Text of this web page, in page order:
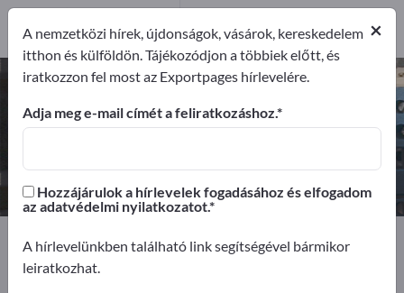
Lézeres mérőműszerek – gyártók
és beszállítók keresése
Gyártók6
Exportpages Elektrotechnika
Lézer
Lézeres mérőműszerek
×
A nemzetközi hírek, újdonságok, vásárok, kereskedelem
itthon és külföldön. Tájékozódjon a többiek előtt, és
iratkozzon fel most az Exportpages hírlevelére.
Adja meg e-mail címét a feliratkozáshoz.
Hozzájárulok a hírlevelek fogadásához és elfogadom
az adatvédelmi nyilatkozatot.
A hírlevelünkben található link segítségével bármikor
leiratkozhat.